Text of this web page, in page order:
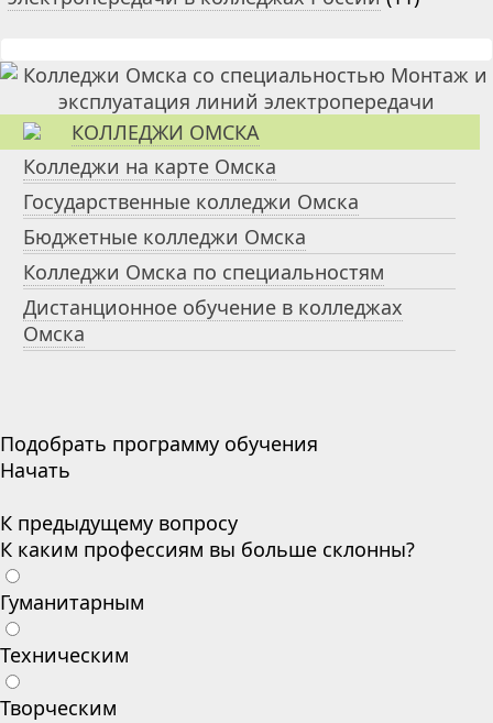
КОЛЛЕДЖИ ОМСКА
Колледжи на карте Омска
Государственные колледжи Омска
Бюджетные колледжи Омска
Колледжи Омска по специальностям
Дистанционное обучение в колледжах
Омска
Подобрать программу обучения
Начать
К предыдущему вопросу
К каким профессиям вы больше склонны?
Гуманитарным
Техническим
Творческим